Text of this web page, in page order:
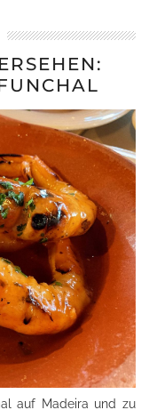
auf Madeira und zu